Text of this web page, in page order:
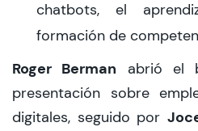
chatbots, el
formación de
Roger Berman abrió el
presentación sobre
digitales, seguido por